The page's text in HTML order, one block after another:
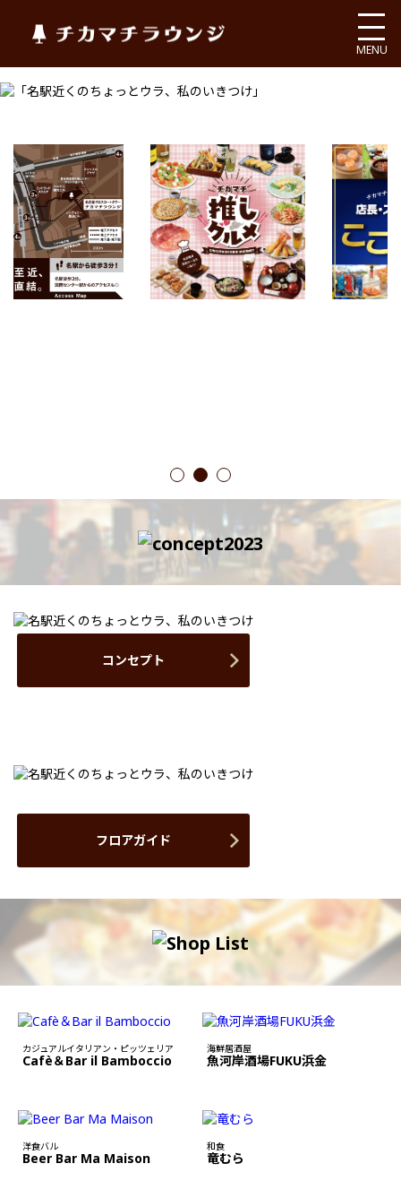
チカマチラウンジ
MENU
1 2 3
コンセプト
フロアガイド
カジュアルイタリアン・ピッツェリア
Cafè＆Bar il Bamboccio
海鮮居酒屋
魚河岸酒場FUKU浜金
洋食バル
Beer Bar Ma Maison
和食
竜むら